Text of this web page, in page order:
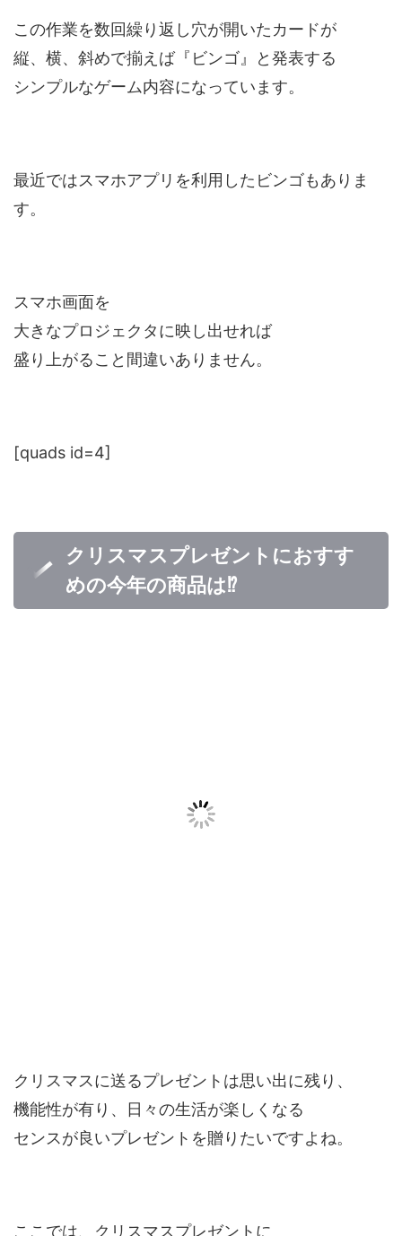
この作業を数回繰り返し穴が開いたカードが
縦、横、斜めで揃えば『ビンゴ』と発表する
シンプルなゲーム内容になっています。
最近ではスマホアプリを利用したビンゴもありま
す。
スマホ画面を
大きなプロジェクタに映し出せれば
盛り上がること間違いありません。
[quads id=4]
クリスマスプレゼントにおすす
めの今年の商品は⁉
クリスマスに送るプレゼントは思い出に残り、
機能性が有り、日々の生活が楽しくなる
センスが良いプレゼントを贈りたいですよね。
ここでは、クリスマスプレゼントに